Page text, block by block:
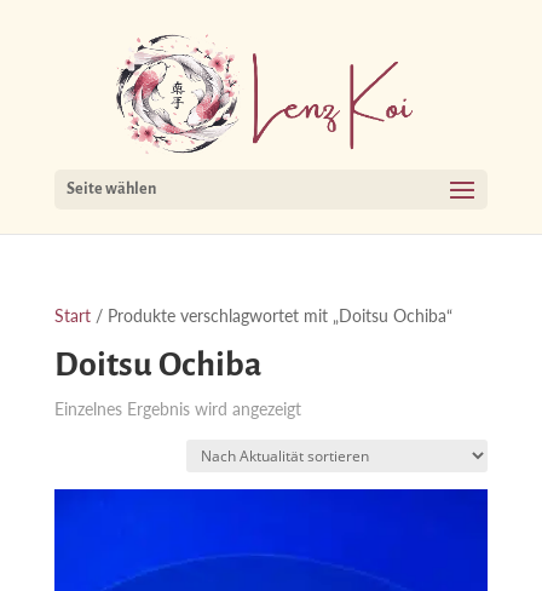
Seite wählen
Start/ Produkte verschlagwortet mit „Doitsu Ochiba“
Doitsu Ochiba
Einzelnes Ergebnis wird angezeigt